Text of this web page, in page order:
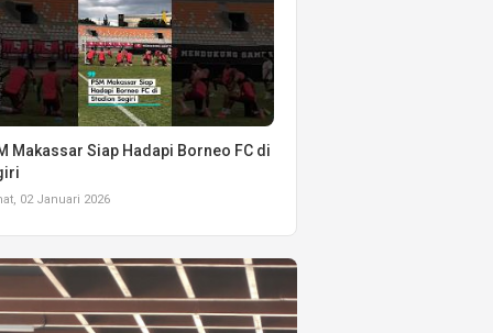
Makassar Siap Hadapi Borneo FC di
02 Januari 2026